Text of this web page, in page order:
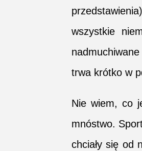
wszystkie
trwa krótko w
Nie wiem, co
mnóstwo.
chciały się od